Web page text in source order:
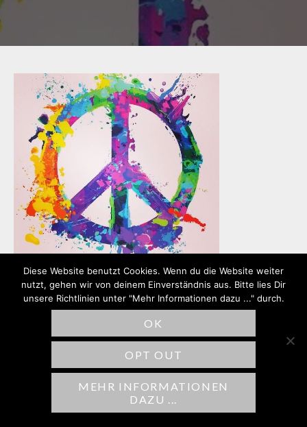
SCHREIBE EINEN
KOMMENTAR
Deine E-Mail-Adresse wird nicht
veröffentlicht. Erforderliche Felder sind
Diese Website benutzt Cookies. Wenn du die Website weiter
nutzt, gehen wir von deinem Einverständnis aus. Bitte lies Dir
unsere Richtlinien unter "Mehr Informationen dazu ..." durch.
OK
OPT OUT
MEHR INFORMATIONEN
DAZU ...